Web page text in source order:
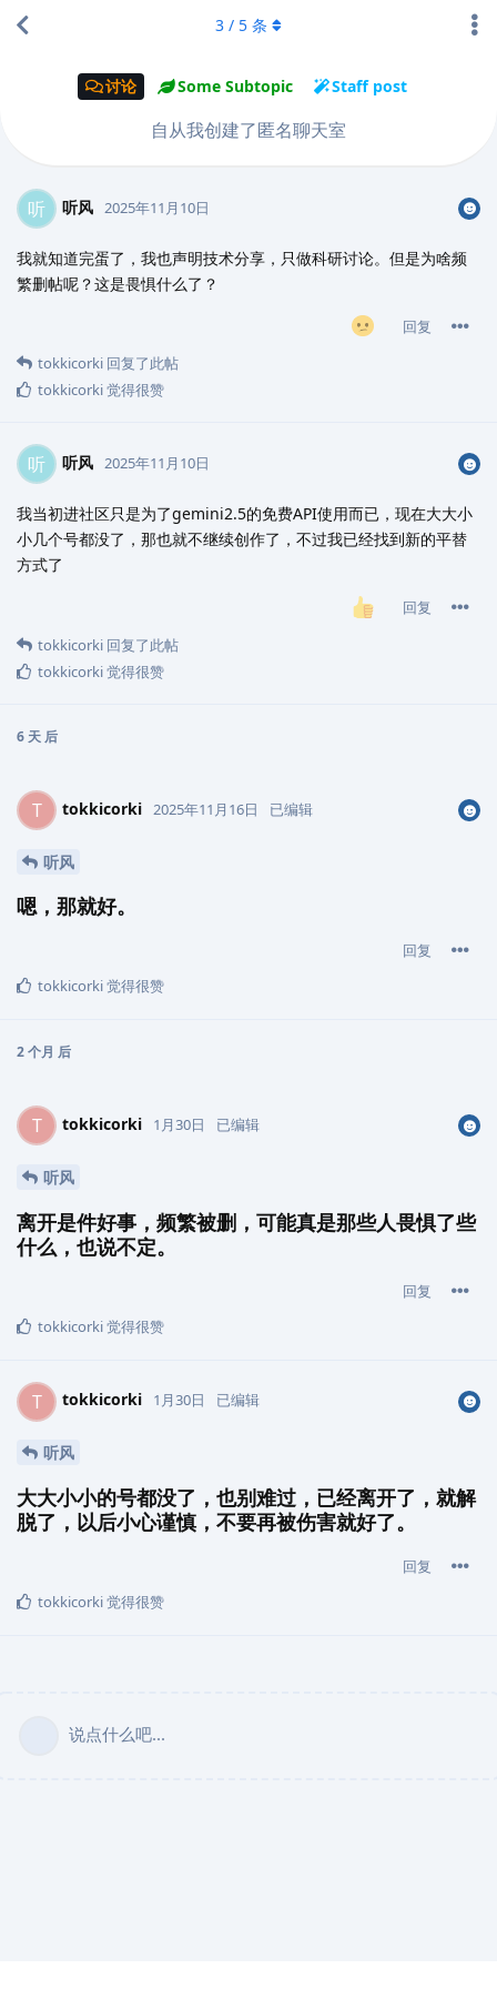
讨论 Some Subtopic Staff post
自从我创建了匿名聊天室
3 / 5 条
听 听风 2025年11月10日
我就知道完蛋了，我也声明技术分享，只做科研讨论。但是为啥频
繁删帖呢？这是畏惧什么了？
回复
tokkicorki 回复了此帖
tokkicorki觉得很赞
听 听风 2025年11月10日
我当初进社区只是为了gemini2.5的免费API使用而已，现在大大小
小几个号都没了，那也就不继续创作了，不过我已经找到新的平替
方式了
回复
tokkicorki 回复了此帖
tokkicorki觉得很赞
6 天 后
T tokkicorki 2025年11月16日 已编辑
听风
嗯，那就好。
回复
tokkicorki觉得很赞
2 个月 后
T tokkicorki 1月30日 已编辑
听风
离开是件好事，频繁被删，可能真是那些人畏惧了些
什么，也说不定。
回复
tokkicorki觉得很赞
T tokkicorki 1月30日 已编辑
听风
大大小小的号都没了，也别难过，已经离开了，就解
脱了，以后小心谨慎，不要再被伤害就好了。
回复
tokkicorki觉得很赞
说点什么吧...